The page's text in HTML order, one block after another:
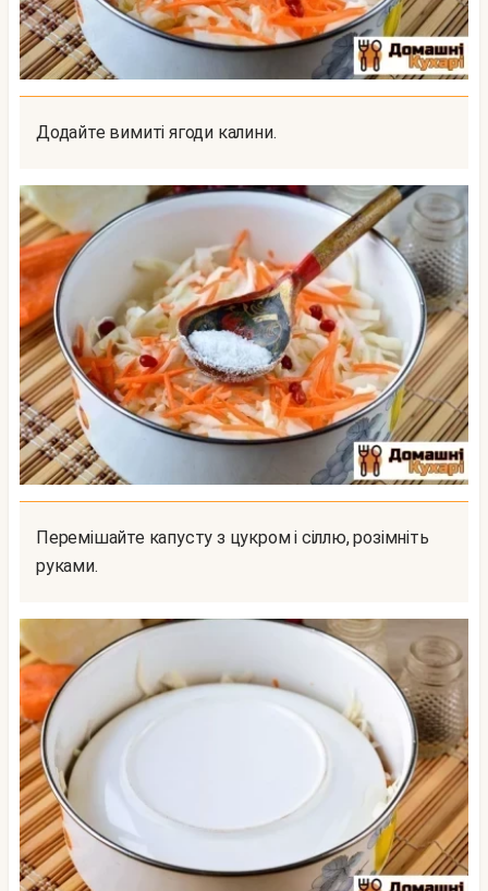
Додайте вимиті ягоди калини.
Перемішайте капусту з цукром і сіллю, розімніть
руками.